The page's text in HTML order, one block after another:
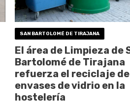
SAN BARTOLOMÉ DE TIRAJANA
El área de Limpieza de
Bartolomé de Tirajana
refuerza el reciclaje de
envases de vidrio en la
hostelería